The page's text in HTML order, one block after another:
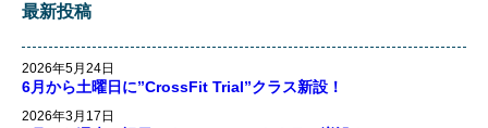
最新投稿
2026年5月24日
6月から土曜日に”CrossFit Trial”クラス新設！
2026年3月17日